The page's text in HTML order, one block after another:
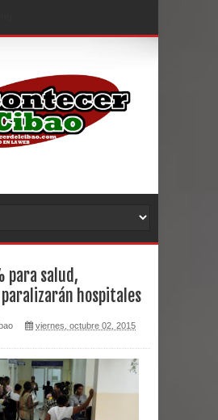
para salud,
hospitales
viernes, octubre 02, 2015